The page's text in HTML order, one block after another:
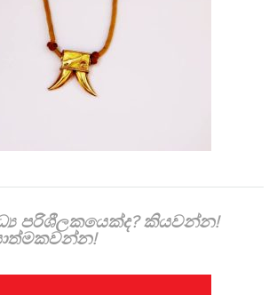
පරිශීලකයෙක්ද? කියවන්න!